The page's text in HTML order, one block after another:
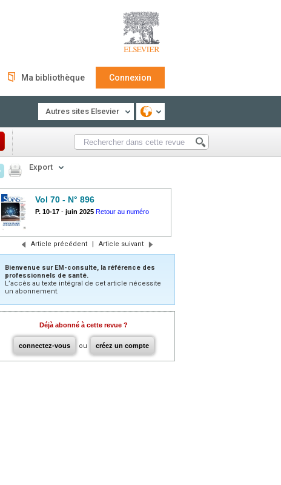
Ma bibliothèque Connexion
Autres sites Elsevier
Export
Vol 70 - N° 896
P. 10-17 - juin 2025 Retour au numéro
Article précédent | Article suivant
Bienvenue sur EM-consulte, la référence des
professionnels de santé.
L’accès au texte intégral de cet article nécessite
un abonnement.
Déjà abonné à cette revue ?
connectez-vous ou créez un compte